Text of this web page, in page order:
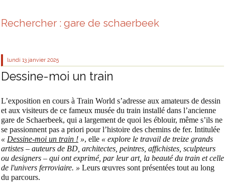
Rechercher : gare de schaerbeek
lundi 13 janvier 2025
Dessine-moi un train
L’exposition en cours à Train World s’adresse aux amateurs de dessin
et aux visiteurs de ce fameux musée du train installé dans l’ancienne
gare de Schaerbeek, qui a largement de quoi les éblouir, même s’ils ne
se passionnent pas a priori pour l’histoire des chemins de fer. Intitulée
« Dessine-moi un train ! », elle « explore le travail de treize grands
artistes – auteurs de BD, architectes, peintres, affichistes, sculpteurs
ou designers – qui ont exprimé, par leur art, la beauté du train et celle
de l'univers ferroviaire. » Leurs œuvres sont présentées tout au long
du parcours.